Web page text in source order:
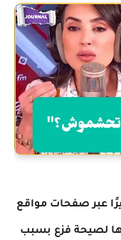
عبر صفحات مواقع
لصيحة فزع بسبب